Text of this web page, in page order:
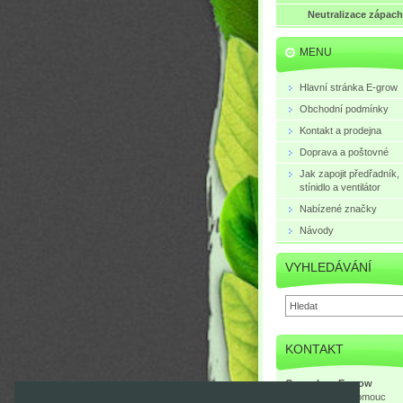
Neutralizace
MENU
Hlavní stránka E-grow
Obchodní podmínky
Kontakt a prodejna
Doprava a poštovné
Jak zapojit předřadník,
stínidlo a ventilátor
Nabízené značky
Návody
VYHLEDÁVÁNÍ
KONTAKT
Growshop E-grow
Mlčochova 3, Olomouc